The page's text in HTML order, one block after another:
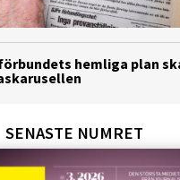
hemliga plan
SENASTE NUMRET